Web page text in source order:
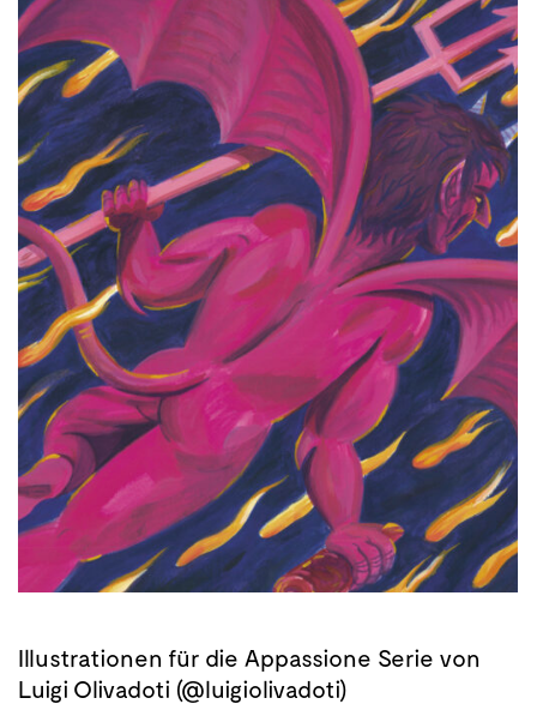
Illustrationen für die Appassione Serie von
Luigi Olivadoti (@luigiolivadoti)